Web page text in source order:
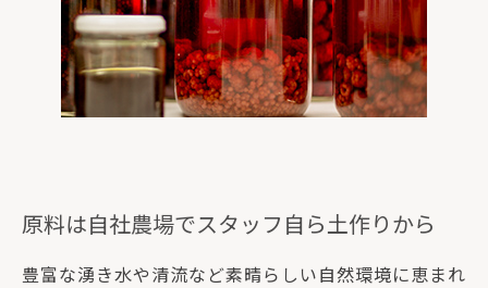
原料は自社農場でスタッフ自ら土作りから
豊富な湧き水や清流など素晴らしい自然環境に恵まれ